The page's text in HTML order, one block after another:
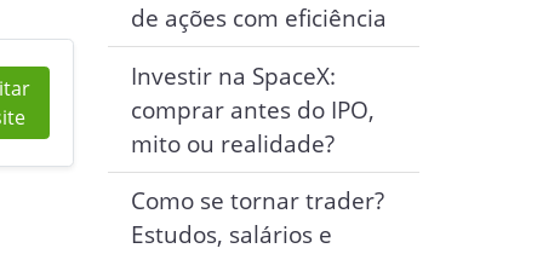
de ações com eficiência
Investir na SpaceX:
comprar antes do IPO,
mito ou realidade?
Como se tornar trader?
Estudos, salários e